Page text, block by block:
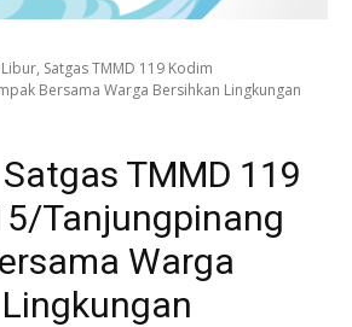
Satgas TMMD 119 Kodim
Bersama Warga Bersihkan Lingkungan
TMMD 119
Tanjungpinang
Warga